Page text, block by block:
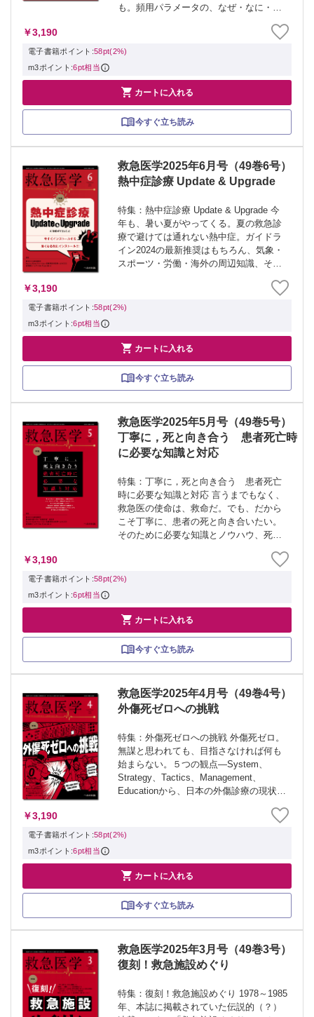
も。頻用パラメータの、なぜ・なに・い
よう。 ≫ 「救急医学」最新号・バック
ナンバーはこちら ≫ 「救急医学」年間
￥3,190
電子書籍ポイント:58pt(2%)
m3ポイント:6pt相当
 カートに入れる
今すぐ立ち読み
救急医学2025年6月号（49巻6号）
熱中症診療 Update & Upgrade
特集：熱中症診療 Update & Upgrade 今
年も、暑い夏がやってくる。夏の救急診
療で避けては通れない熱中症。ガイドラ
イン2024の最新推奨はもちろん、気象・
スポーツ・労働・海外の周辺知識、そし
Upgradeする。今年も、熱い夏がやって
くる。 ≫...
￥3,190
電子書籍ポイント:58pt(2%)
m3ポイント:6pt相当
 カートに入れる
今すぐ立ち読み
救急医学2025年5月号（49巻5号）
丁寧に，死と向き合う 患者死亡時
に必要な知識と対応
特集：丁寧に，死と向き合う 患者死亡
時に必要な知識と対応 言うまでもなく、
救急医の使命は、救命だ。でも、だから
こそ丁寧に、患者の死と向き合いたい。
そのために必要な知識とノウハウ、死亡
や、死因究明のために現場からできるこ
とを、専門家による丁寧な解説で学ぶ。
￥3,190
電子書籍ポイント:58pt(2%)
m3ポイント:6pt相当
 カートに入れる
今すぐ立ち読み
救急医学2025年4月号（49巻4号）
外傷死ゼロへの挑戦
特集：外傷死ゼロへの挑戦 外傷死ゼロ。
無謀と思われても、目指さなければ何も
始まらない。５つの観点―System、
Strategy、Tactics、Management、
Educationから、日本の外傷診療の現状と
ラインは、ここだ。 ≫ 「救急医学」最
新号・バック...
￥3,190
電子書籍ポイント:58pt(2%)
m3ポイント:6pt相当
 カートに入れる
今すぐ立ち読み
救急医学2025年3月号（49巻3号）
復刻！救急施設めぐり
特集：復刻！救急施設めぐり 1978～1985
年、本誌に掲載されていた伝説的（？）